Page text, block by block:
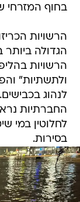
בחוף המזרחי
הרשויות
הגדולה ביותר
הרשויות
ולתשתיות"
לנהוג
החברתיות
לחלוטין במי
בסירות.